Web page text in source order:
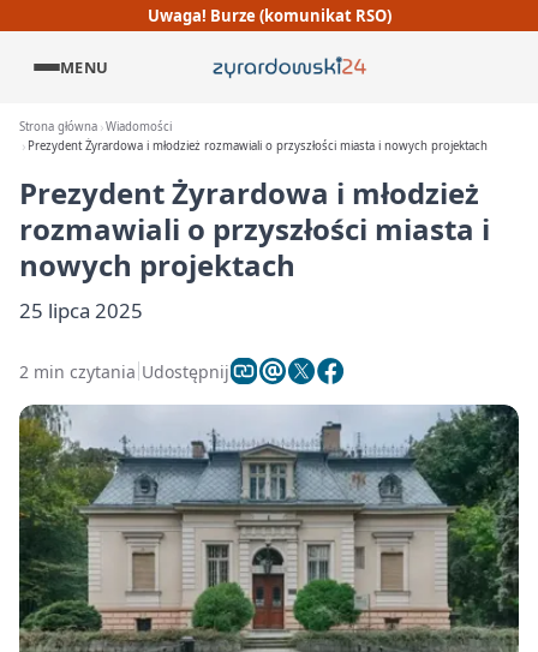
Uwaga! Burze (komunikat RSO)
MENU
Strona główna Wiadomości
Prezydent Żyrardowa i młodzież rozmawiali o przyszłości miasta i nowych projektach
Prezydent Żyrardowa i młodzież
rozmawiali o przyszłości miasta i
nowych projektach
25 lipca 2025
2 min czytania Udostępnij